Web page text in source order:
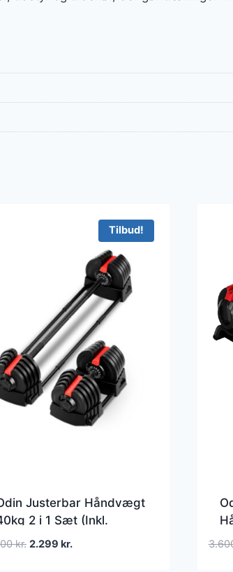
Tilbud!
Justerbar Håndvægt
2 i 1 Sæt (Inkl.
kr. Den
2.299 kr.Den